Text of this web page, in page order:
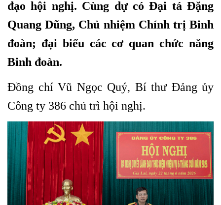
đạo hội nghị. Cùng dự có Đại tá Đặng
Quang Dũng, Chủ nhiệm Chính trị Binh
đoàn; đại biểu các cơ quan chức năng
Binh đoàn.
Đồng chí Vũ Ngọc Quý, Bí thư Đảng ủy
Công ty 386 chủ trì hội nghị.